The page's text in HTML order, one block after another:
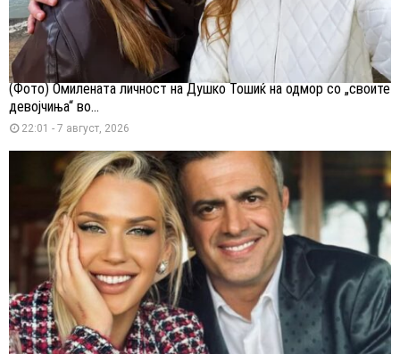
(Фото) Омилената личност на Душко Тошиќ на одмор со „своите
девојчиња“ во...
22:01 - 7 август, 2026